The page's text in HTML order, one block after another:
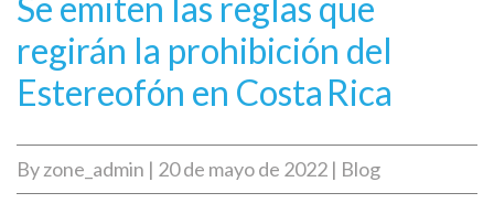
Se emiten las reglas que
regirán la prohibición del
Estereofón en Costa Rica
Byzone_admin | 20 de mayo de 2022 | Blog